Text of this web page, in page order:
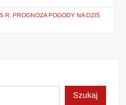
R. PROGNOZA POGODY NA DZIŚ
Szukaj